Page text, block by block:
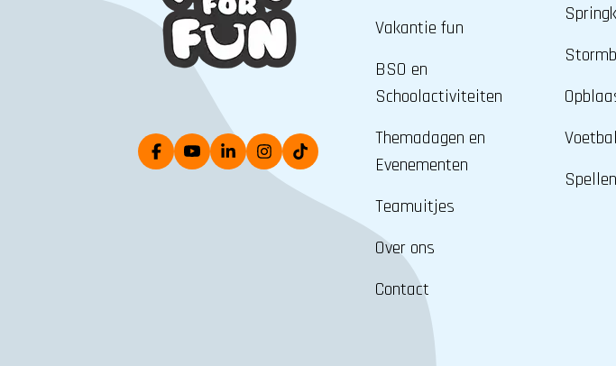
Vakantie fun
BSO en
Schoolactiviteiten
Themadagen en
Evenementen
Teamuitjes
Over ons
Contact
Spellen